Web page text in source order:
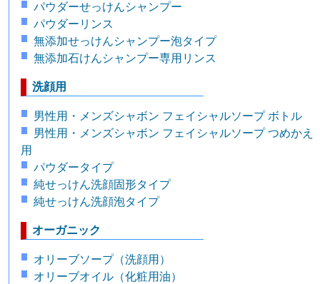
パウダーせっけんシャンプー
パウダーリンス
無添加せっけんシャンプー泡タイプ
無添加石けんシャンプー専用リンス
洗顔用
男性用・メンズシャボン フェイシャルソープ ボトル
男性用・メンズシャボン フェイシャルソープ つめかえ
用
パウダータイプ
純せっけん洗顔固形タイプ
純せっけん洗顔泡タイプ
オーガニック
オリーブソープ（洗顔用）
オリーブオイル（化粧用油）